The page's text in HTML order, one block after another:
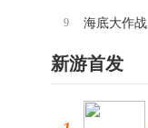
9 海底大作战
新游首发